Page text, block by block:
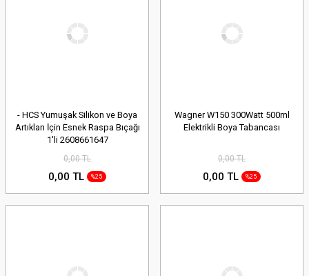
- HCS Yumuşak Silikon ve Boya
Artıkları İçin Esnek Raspa Bıçağı
1'li 2608661647
0,00 TL
0,00 TL %25
Wagner W150 300Watt 500ml
Elektrikli Boya Tabancası
0,00 TL
0,00 TL %25